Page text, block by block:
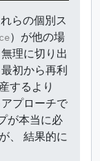
らの個別ス
）が他の場
理に切り出
初から再利
するより
プローチで
が本当に必
、 結果的に